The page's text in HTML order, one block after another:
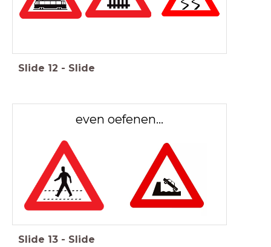
Slide 12 - Slide
even oefenen...
Slide 13 - Slide